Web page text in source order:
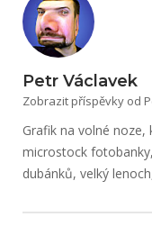
Petr Václavek
Zobrazit příspěvky od
Grafik na volné noze,
microstock
dubánků, velký